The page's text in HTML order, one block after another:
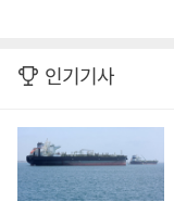
인기기사